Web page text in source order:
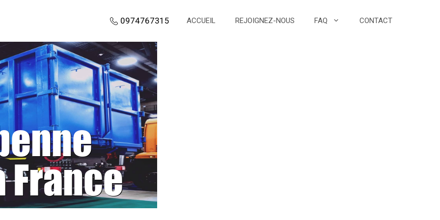
0974767315 ACCUEIL REJOIGNEZ-NOUS FAQ CONTACT
France